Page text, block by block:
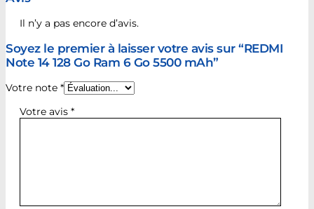
Il n’y a pas encore d’avis.
Soyez le premier à laisser votre avis sur “REDMI
Note 14 128 Go Ram 6 Go 5500 mAh”
Votre note *
Votre avis *